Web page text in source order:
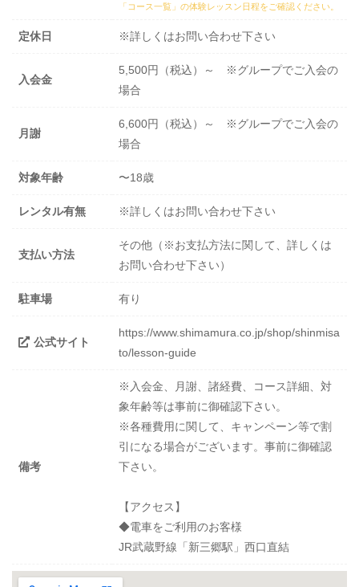
「コース一覧」の体験レッスン日程をご確認ください。
定休日 ※詳しくはお問い合わせ下さい
入会金
5,500円（税込）～ ※グループでご入会の
場合
月謝
6,600円（税込）～ ※グループでご入会の
場合
対象年齢 〜18歳
レンタル有無 ※詳しくはお問い合わせ下さい
支払い方法
その他（※お支払方法に関して、詳しくは
お問い合わせ下さい）
駐車場 有り
公式サイト
https://www.shimamura.co.jp/shop/shinmisa
to/lesson-guide
備考
※入会金、月謝、諸経費、コース詳細、対
象年齢等は事前に御確認下さい。
※各種費用に関して、キャンペーン等で割
引になる場合がございます。事前に御確認
下さい。
【アクセス】
◆電車をご利用のお客様
JR武蔵野線「新三郷駅」西口直結